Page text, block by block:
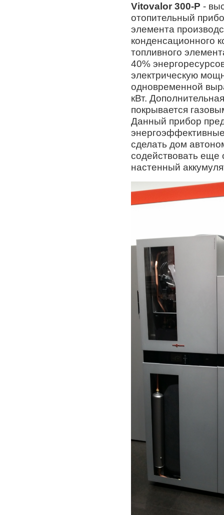
Vitovalor 300-P -
отопительный
элемента
конденсационного
топливного
40%
электрическую
одновременной
кВт.
покрывается
Данный прибор
сделать дом
содействовать еще
настенный